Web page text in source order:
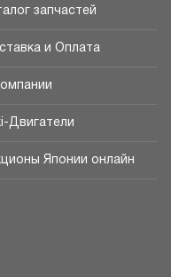
запчастей
и Оплата
Двигатели
Японии онлайн